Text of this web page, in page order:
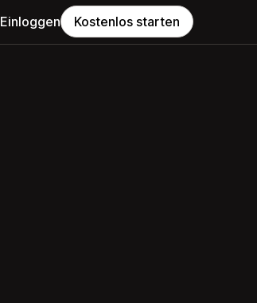
Einloggen Kostenlos starten